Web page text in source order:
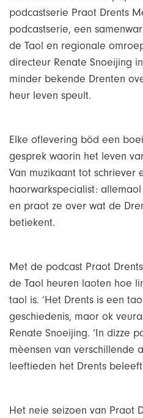
podcastserie Praot Drents
podcastserie, een
de Taol en regionale
directeur Renate Snoeijing
minder bekende Drenten
heur leven speult.
Elke oflevering böd een
gesprek waorin het leven
Van muzikaant tot schriever
haorwarkspecialist:
en praot ze over wat de
betiekent.
Met de podcast Praot
de Taol heuren laoten hoe
taol is. ‘Het Drents is een
geschiedenis, maor ok
Renate Snoeijing. ‘In dizze
mèensen van verschillende
leeftieden het Drents
Het neie seizoen van Praot